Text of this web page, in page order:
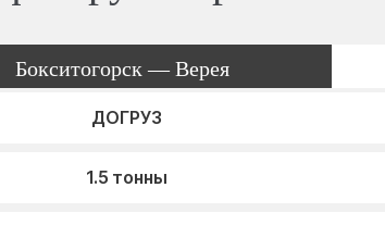
Бокситогорск — Верея
ДОГРУЗ
1.5 тонны